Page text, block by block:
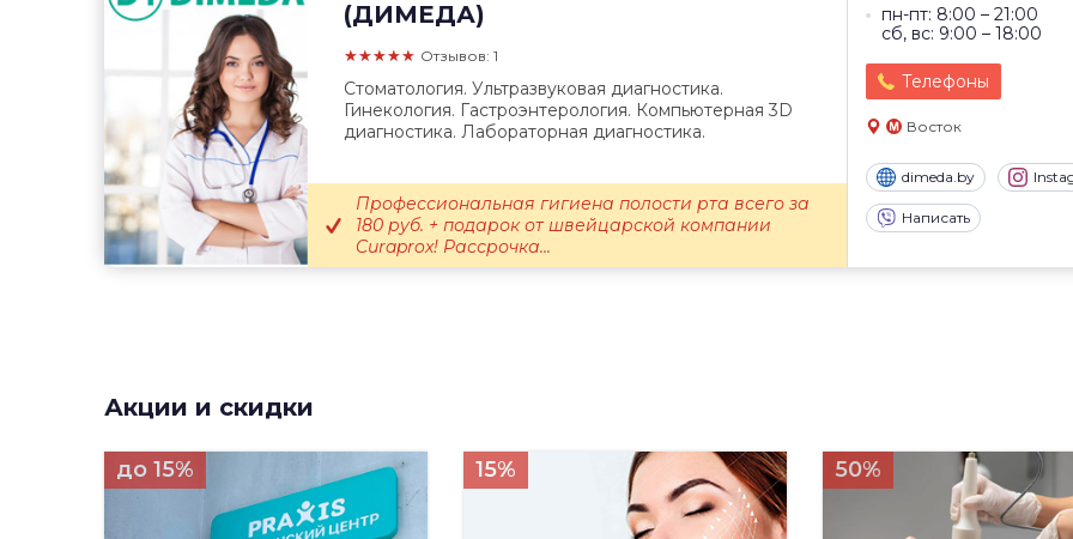
(ДИМЕДА)
★★★★★ Отзывов: 1
пн-пт: 8:00 – 21:00
сб, вс: 9:00 – 18:00
Телефоны
Восток
dimeda.by
Написать
Стоматология. Ультразвуковая диагностика.
Гинекология. Гастроэнтерология. Компьютерная 3D
диагностика. Лабораторная диагностика.
Профессиональная гигиена полости рта всего за
180 руб. + подарок от швейцарской компании
Curaprox! Рассрочка...
Акции и скидки
до 15% 15% 50%